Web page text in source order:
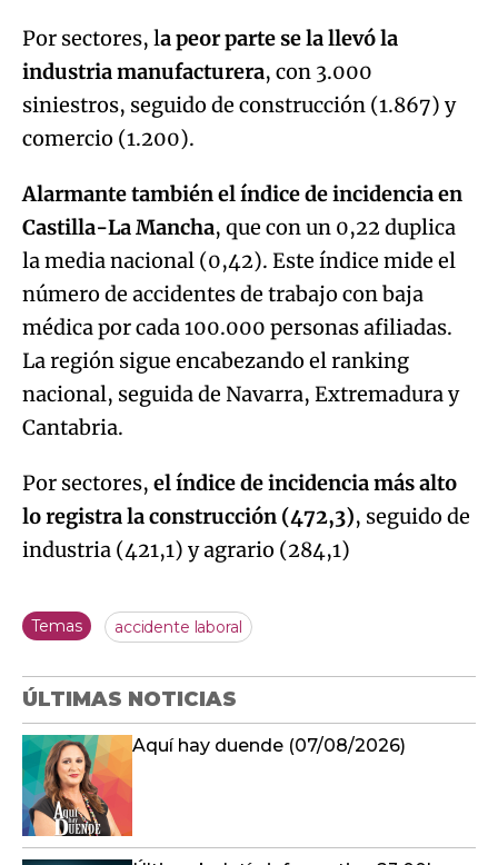
Por sectores, la peor parte se la llevó la
industria manufacturera, con 3.000
siniestros, seguido de construcción (1.867) y
comercio (1.200).
Alarmante también el índice de incidencia en
Castilla-La Mancha, que con un 0,22 duplica
la media nacional (0,42). Este índice mide el
número de accidentes de trabajo con baja
médica por cada 100.000 personas afiliadas.
La región sigue encabezando el ranking
nacional, seguida de Navarra, Extremadura y
Cantabria.
Por sectores, el índice de incidencia más alto
lo registra la construcción (472,3), seguido de
industria (421,1) y agrario (284,1)
Temas accidente laboral
ÚLTIMAS NOTICIAS
Aquí hay duende (07/08/2026)